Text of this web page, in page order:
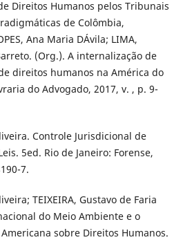
Direitos Humanos pelos Tribunais
de Colômbia,
Ana Maria DÁvila; LIMA,
(Org.). A internalização de
direitos humanos na América do
do Advogado, 2017, v. , p. 9-
Controle Jurisdicional de
5ed. Rio de Janeiro: Forense,
7.
TEIXEIRA, Gustavo de Faria
do Meio Ambiente e o
sobre Direitos Humanos.